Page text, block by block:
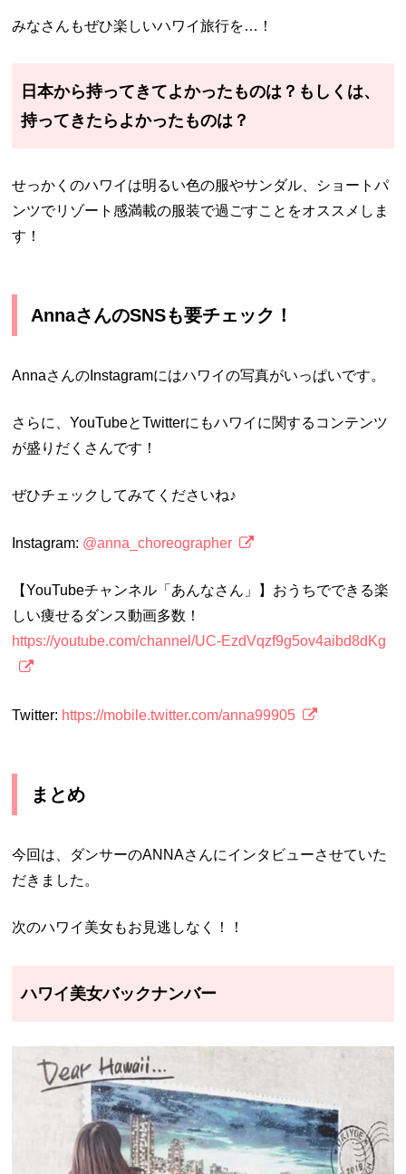
みなさんもぜひ楽しいハワイ旅行を…！
日本から持ってきてよかったものは？もしくは、
持ってきたらよかったものは？
せっかくのハワイは明るい色の服やサンダル、ショートパ
ンツでリゾート感満載の服装で過ごすことをオススメしま
す！
AnnaさんのSNSも要チェック！
AnnaさんのInstagramにはハワイの写真がいっぱいです。
さらに、YouTubeとTwitterにもハワイに関するコンテンツ
が盛りだくさんです！
ぜひチェックしてみてくださいね♪
Instagram: @anna_choreographer
【YouTubeチャンネル「あんなさん」】おうちでできる楽
しい痩せるダンス動画多数！
https://youtube.com/channel/UC-EzdVqzf9g5ov4aibd8dKg
Twitter: https://mobile.twitter.com/anna99905
まとめ
今回は、ダンサーのANNAさんにインタビューさせていた
だきました。
次のハワイ美女もお見逃しなく！！
ハワイ美女バックナンバー